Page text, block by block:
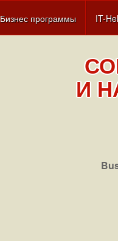
Бизнес программы IT-
И